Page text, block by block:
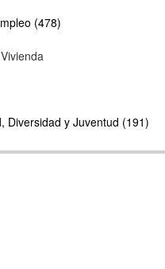
(478)
Diversidad y Juventud (191)